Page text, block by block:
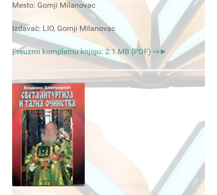
Mesto: Gornji Milanovac
Izdavač: LIO, Gornji Milanovac
Preuzmi kompletnu knjigu: 2.1 MB (PDF) ⇒►